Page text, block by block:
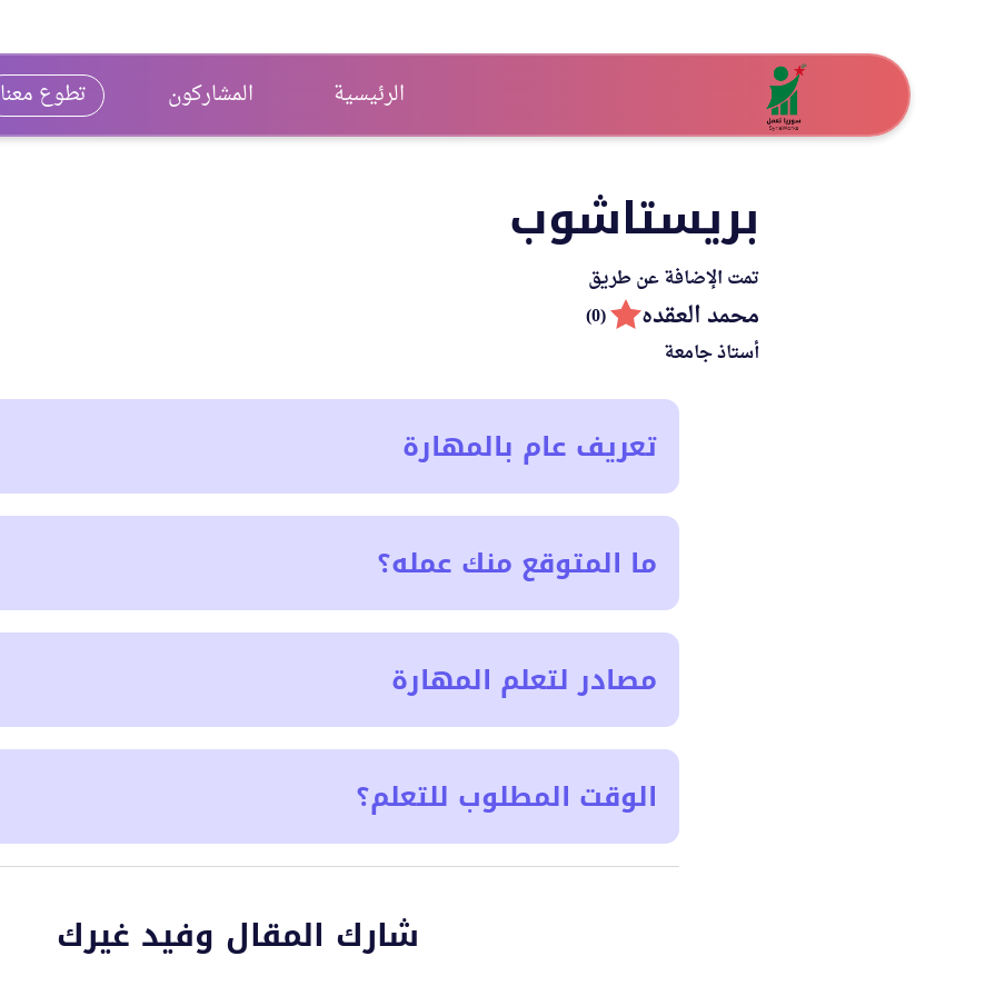
الرئيسية المشاركون تطوع معنا
بريستاشوب
تمت الإضافة عن طريق
محمد العقده
(0)
أستاذ جامعة
تعريف عام بالمهارة
ما المتوقع منك عمله؟
مصادر لتعلم المهارة
الوقت المطلوب للتعلم؟
شارك المقال وفيد غيرك